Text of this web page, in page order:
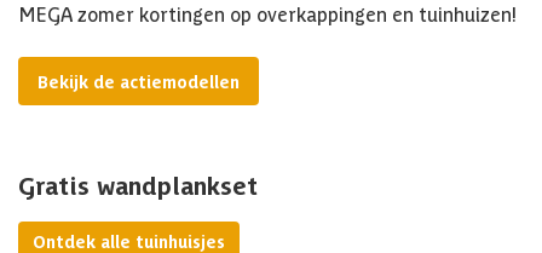
MEGA zomer kortingen op overkappingen en tuinhuizen!
Bekijk de actiemodellen
Gratis wandplankset
Ontdek alle tuinhuisjes